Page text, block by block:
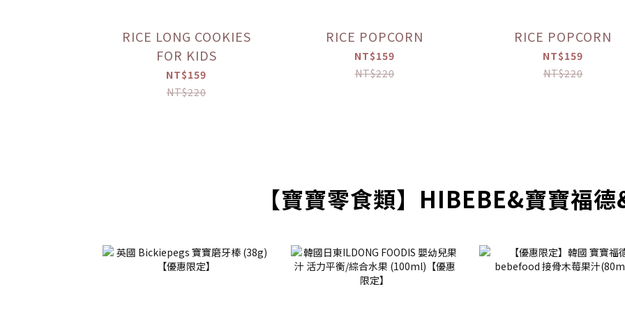
RICE LONG COOKIES
FOR KIDS
NT$159
NT$220
RICE POPCORN
NT$159
NT$220
RICE POPCORN
NT$159
NT$220
【寶寶零食類】HIBEBE&寶寶福